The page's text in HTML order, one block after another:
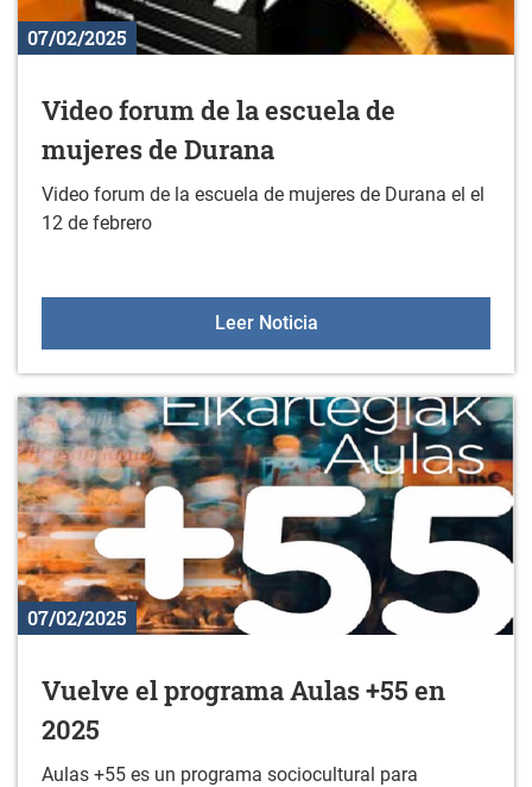
07/02/2025
Video forum de la escuela de
mujeres de Durana
Video forum de la escuela de mujeres de Durana el el
12 de febrero
Leer NoticiaVideo forum de la
07/02/2025
Vuelve el programa Aulas +55 en
2025
Aulas +55 es un programa sociocultural para